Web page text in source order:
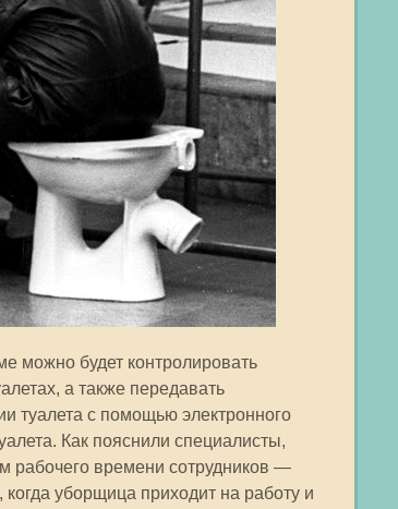
можно будет контролировать
а также передавать
туалета с помощью электронного
Как пояснили специалисты,
рабочего времени сотрудников —
когда уборщица приходит на работу и